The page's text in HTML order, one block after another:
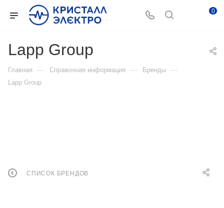
0
Lapp Group
Главная — Справочная информация — Бренды —
Lapp Group
СПИСОК БРЕНДОВ